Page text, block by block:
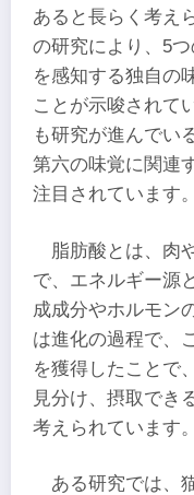
あると長らく考え
の研究により、5
を感知する独自の
ことが示唆されて
も研究が進んでい
第六の味覚に関連
注目されています。
脂肪酸とは、肉
で、エネルギー源
成成分やホルモン
は進化の過程で、
を獲得したことで
見分け、摂取でき
考えられています。
ある研究では、